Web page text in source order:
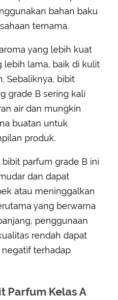
bahan baku
ternama.
yang lebih kuat
lebih lama, baik di kulit
Sebaliknya, bibit
grade B sering kali
air dan mungkin
buatan untuk
produk.
parfum grade B ini
dan dapat
atau meninggalkan
yang berwarna
penggunaan
rendah dapat
terhadap
Parfum Kelas A